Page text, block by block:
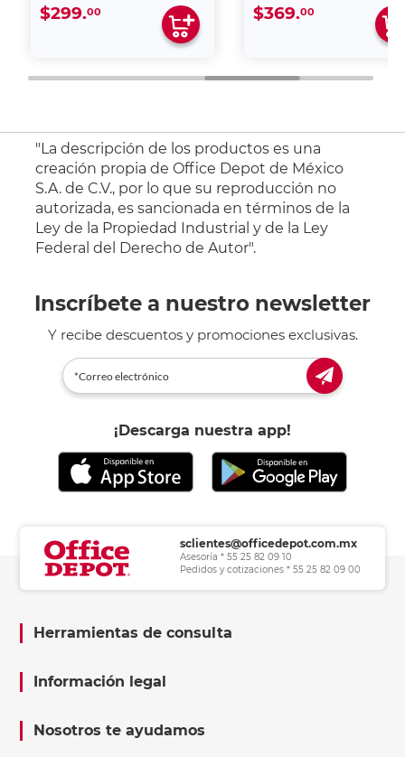
$299.00 $369.00
"La descripción de los productos es una
creación propia de Office Depot de México
S.A. de C.V., por lo que su reproducción no
autorizada, es sancionada en términos de la
Ley de la Propiedad Industrial y de la Ley
Federal del Derecho de Autor".
Inscríbete a nuestro newsletter
Y recibe descuentos y promociones exclusivas.
¡Descarga nuestra app!
sclientes@officedepot.com.mx
Asesoría * 55 25 82 09 10
Pedidos y cotizaciones * 55 25 82 09 00
Herramientas de consulta
Información legal
Nosotros te ayudamos